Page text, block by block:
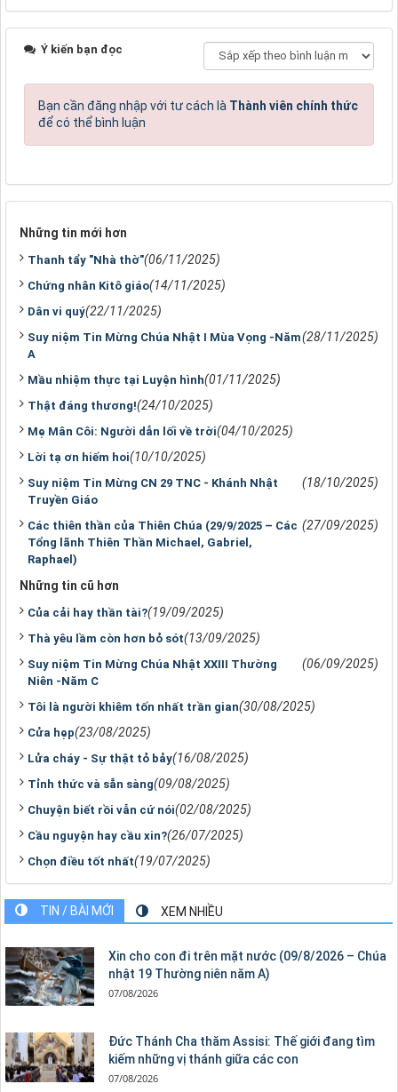
Ý kiến bạn đọc
Bạn cần đăng nhập với tư cách là Thành viên chính thức
để có thể bình luận
Những tin mới hơn
Thanh tẩy "Nhà thờ"(06/11/2025)
Chứng nhân Kitô giáo(14/11/2025)
Dân vi quý(22/11/2025)
Suy niệm Tin Mừng Chúa Nhật I Mùa Vọng -Năm
A
(28/11/2025)
Mầu nhiệm thực tại Luyện hình(01/11/2025)
Thật đáng thương!(24/10/2025)
Mẹ Mân Côi: Người dẫn lối về trời(04/10/2025)
Lời tạ ơn hiếm hoi(10/10/2025)
Suy niệm Tin Mừng CN 29 TNC - Khánh Nhật
Truyền Giáo
(18/10/2025)
Các thiên thần của Thiên Chúa (29/9/2025 – Các
Tổng lãnh Thiên Thần Michael, Gabriel,
Raphael)
(27/09/2025)
Những tin cũ hơn
Của cải hay thần tài?(19/09/2025)
Thà yêu lầm còn hơn bỏ sót(13/09/2025)
Suy niệm Tin Mừng Chúa Nhật XXIII Thường
Niên -Năm C
(06/09/2025)
Tôi là người khiêm tốn nhất trần gian(30/08/2025)
Cửa hẹp(23/08/2025)
Lửa cháy - Sự thật tỏ bảy(16/08/2025)
Tỉnh thức và sẵn sàng(09/08/2025)
Chuyện biết rồi vẫn cứ nói(02/08/2025)
Cầu nguyện hay cầu xin?(26/07/2025)
Chọn điều tốt nhất(19/07/2025)
TIN / BÀI MỚI XEM NHIỀU
Xin cho con đi trên mặt nước (09/8/2026 – Chúa
nhật 19 Thường niên năm A)
07/08/2026
Đức Thánh Cha thăm Assisi: Thế giới đang tìm
kiếm những vị thánh giữa các con
07/08/2026